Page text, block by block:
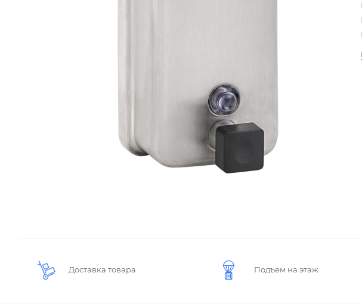
Доставка товара Подъем на этаж